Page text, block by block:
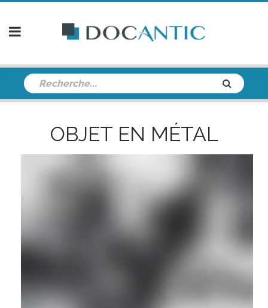
OBJET EN MÉTAL